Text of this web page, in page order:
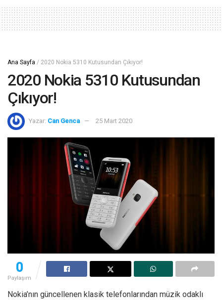
Ana Sayfa / 2020 Nokia 5310 Kutusundan Çıkıyor!
2020 Nokia 5310 Kutusundan
Çıkıyor!
Yazar: Can Genca 25 Mart 2020
0
Paylaşım
Nokia’nın güncellenen klasik telefonlarından müzik odaklı